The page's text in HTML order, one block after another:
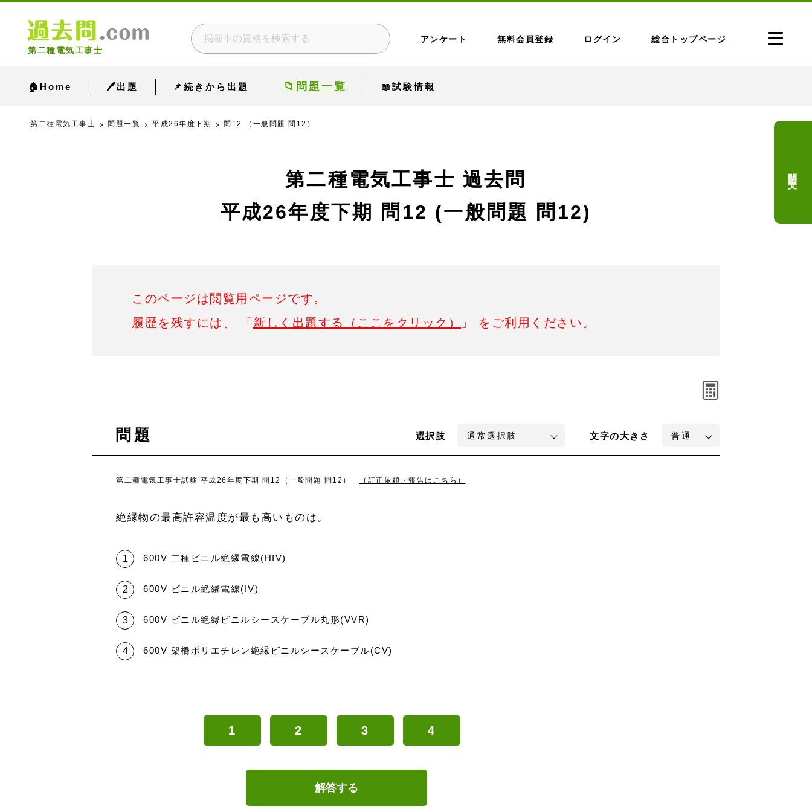
第二種電気工事士
アンケート 無料会員登録 ログイン 総合トップページ
🏠Home 🖊出題 📌続きから出題 📁問題一覧 📖試験情報
第二種電気工事士 問題一覧 平成26年度下期 問12 （一般問題 問12）
第二種電気工事士 過去問
平成26年度下期
問12 (一般問題 問12)
このページは閲覧用ページです。
履歴を残すには、 「 新しく出題する（ここをクリック） 」 をご利用ください。
問題 選択肢 文字の大きさ
第二種電気工事士試験 平成26年度下期 問12（一般問題 問12） （訂正依頼・報告はこちら）
絶縁物の最高許容温度が最も高いものは。
600V 二種ビニル絶縁電線(HIV)
600V ビニル絶縁電線(IV)
600V ビニル絶縁ビニルシースケーブル丸形(VVR)
600V 架橋ポリエチレン絶縁ビニルシースケーブル(CV)
1 2 3 4
解答する